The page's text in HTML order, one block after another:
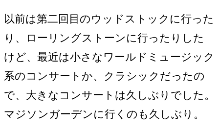
以前は第二回目のウッドストックに行った
り、ローリングストーンに行ったりした
けど、最近は小さなワールドミュージック
系のコンサートか、クラシックだったの
で、大きなコンサートは久しぶりでした。
マジソンガーデンに行くのも久しぶり。